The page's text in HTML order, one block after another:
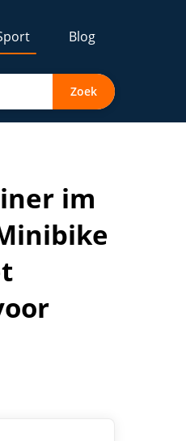
Blog
Zoek
met Magnet
im